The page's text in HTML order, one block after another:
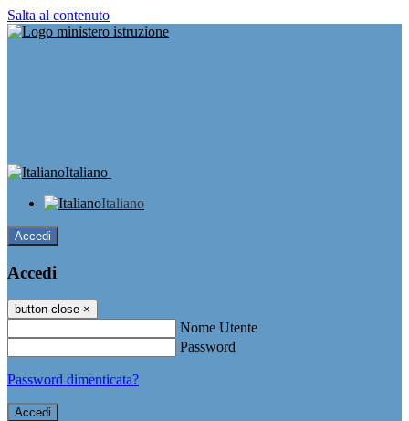
Salta al contenuto
Italiano
Italiano
Accedi
Accedi
button close ×
Nome Utente
Password
Password dimenticata?